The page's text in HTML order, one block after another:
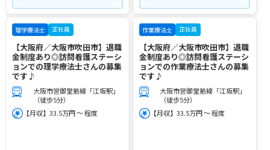
理学療法士 正社員
【大阪府／大阪市吹田市】退職
金制度あり◎訪問看護ステーシ
ョンでの理学療法士さんの募集
です♪
大阪市営御堂筋線「江坂駅」
（徒歩5分）
【月収】33.5万円 ～ 程度
作業療法士 正社員
【大阪府／大阪市吹田市】退職
金制度あり◎訪問看護ステーシ
ョンでの作業療法士さんの募集
です♪
大阪市営御堂筋線「江坂駅」
（徒歩5分）
【月収】33.5万円 ～ 程度